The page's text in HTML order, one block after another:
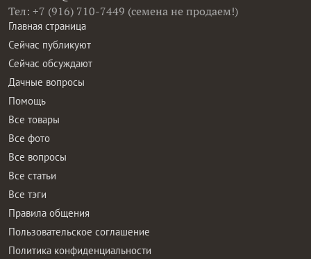
Тел: +7 (916) 710-7449 (семена не продаем!)
Главная страница
Сейчас публикуют
Сейчас обсуждают
Дачные вопросы
Помощь
Все товары
Все фото
Все вопросы
Все статьи
Все тэги
Правила общения
Пользовательское соглашение
Политика конфиденциальности